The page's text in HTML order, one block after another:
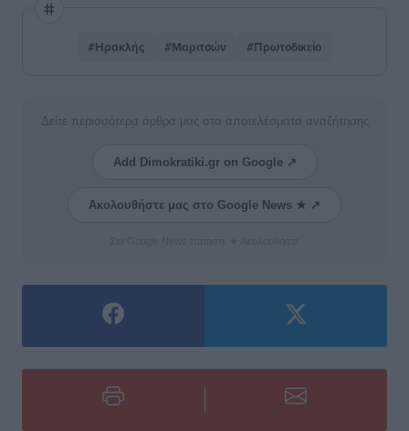
#Ηρακλής #Μαριτσών #Πρωτοδικείο
Δείτε περισσότερα άρθρα μας στα αποτελέσματα αναζήτησης
Add Dimokratiki.gr on Google ↗
Ακολουθήστε μας στο Google News ★ ↗